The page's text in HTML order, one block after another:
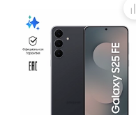
Уценка